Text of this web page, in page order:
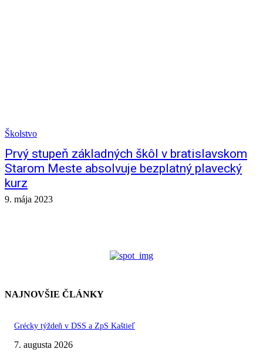
Školstvo
Prvý stupeň základných škôl v bratislavskom
Starom Meste absolvuje bezplatný plavecký
kurz
9. mája 2023
NAJNOVŠIE ČLÁNKY
Grécky týždeň v DSS a ZpS Kaštieľ
7. augusta 2026